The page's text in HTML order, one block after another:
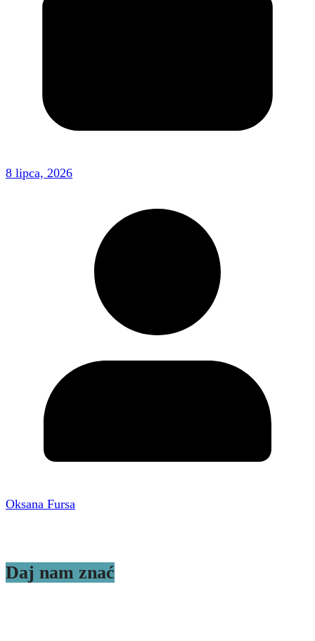
8 lipca, 2026
Oksana Fursa
Daj nam znać